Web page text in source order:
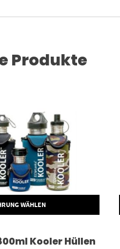
Produkte
WÄHLEN
Kooler Hüllen